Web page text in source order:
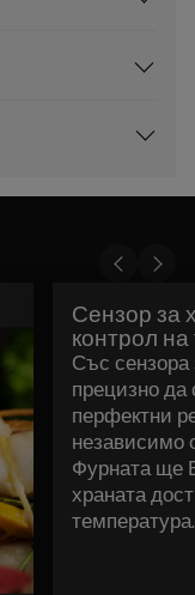
Сензор за
контрол
Със сензора
прецизно да
перфектни
независимо
Фурната ще
храната
температура.